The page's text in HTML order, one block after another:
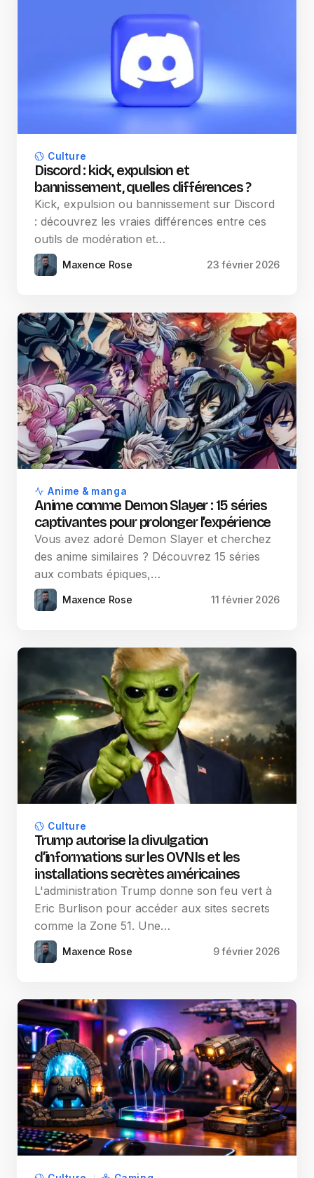
Culture
Discord : kick, expulsion et
bannissement, quelles différences ?
Kick, expulsion ou bannissement sur Discord
: découvrez les vraies différences entre ces
outils de modération et…
Maxence Rose 23 février 2026
Anime & manga
Anime comme Demon Slayer : 15 séries
captivantes pour prolonger l’expérience
Vous avez adoré Demon Slayer et cherchez
des anime similaires ? Découvrez 15 séries
aux combats épiques,…
Maxence Rose 11 février 2026
Culture
Trump autorise la divulgation
d’informations sur les OVNIs et les
installations secrètes américaines
L'administration Trump donne son feu vert à
Eric Burlison pour accéder aux sites secrets
comme la Zone 51. Une…
Maxence Rose 9 février 2026